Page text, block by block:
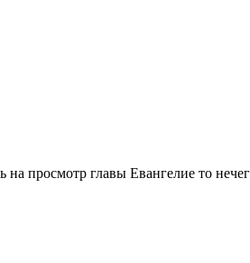
просмотр главы Евангелие то